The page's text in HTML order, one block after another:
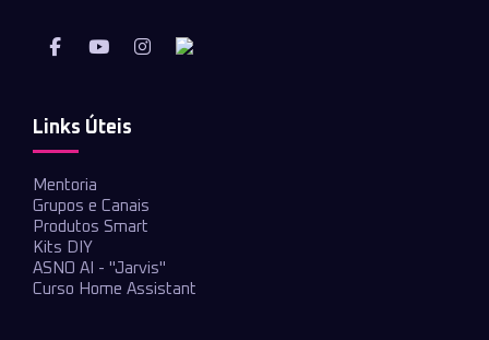
Links Úteis
Mentoria
Grupos e Canais
Produtos Smart
Kits DIY
ASNO AI - "Jarvis"
Curso Home Assistant